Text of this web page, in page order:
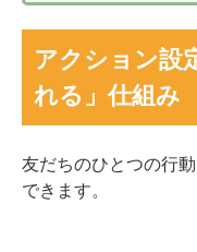
アクション設
れる」仕組み
友だちのひとつの行
できます。